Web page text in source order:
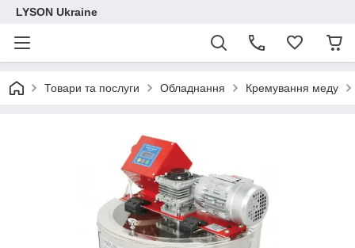
LYSON Ukraine
Товари та послуги Обладнання Кремування меду